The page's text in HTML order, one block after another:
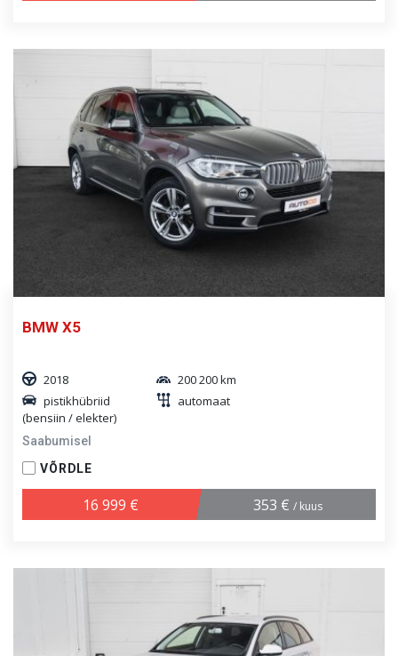
BMW X5
2018
200 200 km
pistikhübriid
(bensiin / elekter)
automaat
Saabumisel
VÕRDLE
16 999 € 353 € / kuus